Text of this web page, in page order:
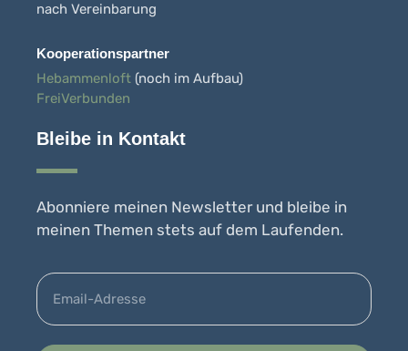
nach Vereinbarung
Kooperationspartner
Hebammenloft (noch im Aufbau)
FreiVerbunden
Bleibe in Kontakt
Abonniere meinen Newsletter und bleibe in
meinen Themen stets auf dem Laufenden.